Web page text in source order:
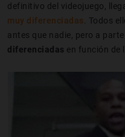
definitivo del videojuego,
muy diferenciadas . Todos
antes que nadie, pero a
diferenciadas en función de